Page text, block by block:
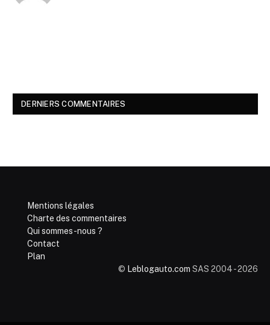
DERNIERS COMMENTAIRES
Mentions légales
Charte des commentaires
Qui sommes-nous ?
Contact
Plan
© Leblogauto.com SAS 2004 - 2026